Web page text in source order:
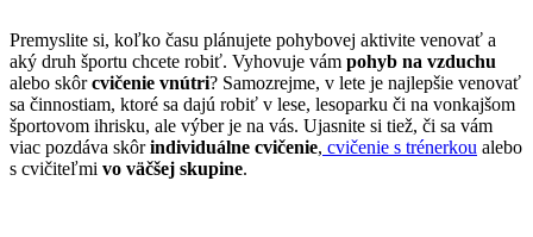
Premyslite si, koľko času plánujete pohybovej aktivite venovať a
aký druh športu chcete robiť. Vyhovuje vám pohyb na vzduchu
alebo skôrcvičenie vnútri? Samozrejme, v lete je najlepšie venovať
sa činnostiam, ktoré sa dajú robiť v lese, lesoparku či na vonkajšom
športovom ihrisku, ale výber je na vás. Ujasnite si tiež, či sa vám
viac pozdáva skôrindividuálne cvičenie, cvičenie s trénerkou alebo
s cvičiteľmi vo väčšej skupine.